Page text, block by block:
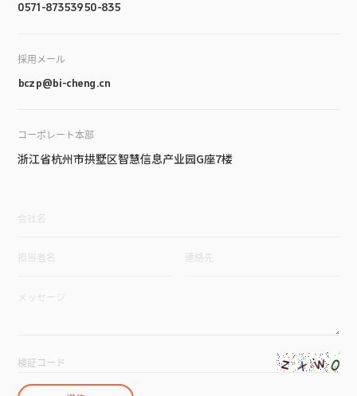
0571-87353950-835
採用メール
bczp@bi-cheng.cn
コーポレート本部
浙江省杭州市拱墅区智慧信息产业园G座7楼